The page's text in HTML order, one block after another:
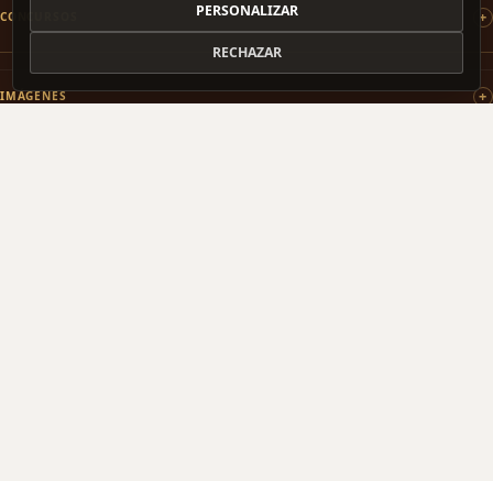
CONCURSOS
IMÁGENES
PERSONALIZAR
RECHAZAR